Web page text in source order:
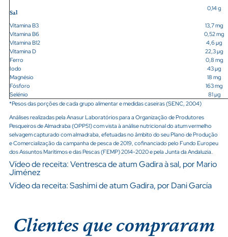
Sal
0,14g
Vitamina B3 13,7mg
Vitamina B6
0,52mg
Vitamina B12
4,6 µg
Vitamina D
22,3 µg
Ferro
0,8 mg
Iodo
43 µg
Magnésio
18 mg
Fósforo
163 mg
Selénio
81 µg
*Pesos das porções de cada grupo alimentar e medidas caseiras (SENC, 2004)
Análises realizadas pela Anasur Laboratórios para a Organização de Produtores
Pesqueiros de Almadraba (OPP51) com vista à análise nutricional do atum vermelho
selvagem capturado com almadraba, efetuadas no âmbito do seu Plano de Produção
e Comercialização da campanha de pesca de 2019, cofinanciado pelo Fundo Europeu
dos Assuntos Marítimos e das Pescas (FEMP) 2014-2020 e pela Junta da Andaluzia.
Vídeo de receita:Ventresca de atum Gadira à sal, por Mario
Jiménez
Vídeo da receita:Sashimi de atum Gadira, por Dani García
Clientes que compraram